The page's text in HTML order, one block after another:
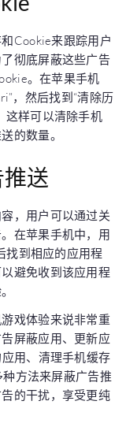
Cookie来跟踪用户
彻底屏蔽这些广告
。在苹果手机
，然后找到“清除历
这样可以清除手机
的数量。
送
，用户可以通过关
在苹果手机中，用
找到相应的应用程
避免收到该应用程
戏体验来说非常重
屏蔽应用、更新应
用、清理手机缓存
方法来屏蔽广告推
的干扰，享受更纯